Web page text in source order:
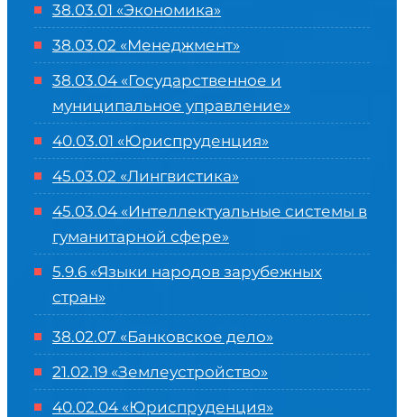
38.03.01 «Экономика»
38.03.02 «Менеджмент»
38.03.04 «Государственное и
муниципальное управление»
40.03.01 «Юриспруденция»
45.03.02 «Лингвистика»
45.03.04 «Интеллектуальные системы в
гуманитарной сфере»
5.9.6 «Языки народов зарубежных
стран»
38.02.07 «Банковское дело»
21.02.19 «Землеустройство»
40.02.04 «Юриспруденция»